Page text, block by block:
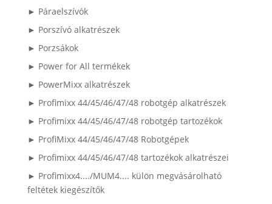
► Páraelszívók
► Porszívó alkatrészek
► Porzsákok
► Power for All termékek
► PowerMixx alkatrészek
► Profimixx 44/45/46/47/48 robotgép alkatrészek
► Profimixx 44/45/46/47/48 robotgép tartozékok
► ProfiMixx 44/45/46/47/48 Robotgépek
► Profimixx 44/45/46/47/48 tartozékok alkatrészei
► Profimixx4..../MUM4.... külön megvásárolható
feltétek kiegészítők